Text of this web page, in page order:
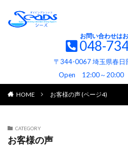
お問い合わせは
048-
〒344-0067 埼玉県春日
Open 12:00～20:00
HOME お客様の声 (ページ4)
CATEGORY
お客様の声